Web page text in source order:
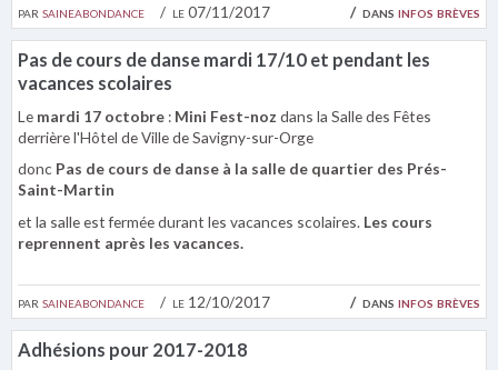
par saineabondance le 07/11/2017 dans infos brèves
Pas de cours de danse mardi 17/10 et pendant les
vacances scolaires
par saineabondance le 12/10/2017 dans infos brèves
Le mardi 17 octobre : Mini Fest-noz dans la Salle des Fêtes
derrière l'Hôtel de Ville de Savigny-sur-Orge
donc Pas de cours de danse à la salle de quartier des Prés-
Saint-Martin
et la salle est fermée durant les vacances scolaires. Les cours
reprennent après les vacances.
Adhésions pour 2017-2018